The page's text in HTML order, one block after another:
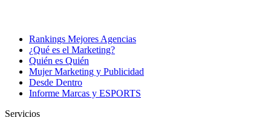
Rankings Mejores Agencias
¿Qué es el Marketing?
Quién es Quién
Mujer Marketing y Publicidad
Desde Dentro
Informe Marcas y ESPORTS
Servicios